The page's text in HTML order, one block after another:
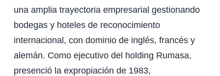
una amplia trayectoria empresarial gestionando
bodegas y hoteles de reconocimiento
internacional, con dominio de inglés, francés y
alemán. Como ejecutivo del holding Rumasa,
presenció la expropiación de 1983,